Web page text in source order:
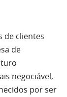
de clientes
de
negociável,
por ser